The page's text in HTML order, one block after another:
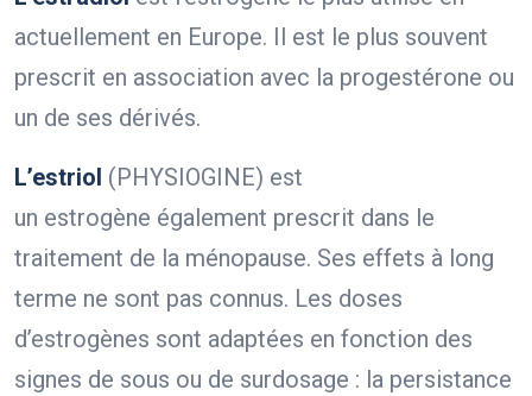
actuellement en Europe. Il est le plus souvent
prescrit en association avec la progestérone ou
un de ses dérivés.
L’estriol (PHYSIOGINE) est
un estrogène également prescrit dans le
traitement de la ménopause. Ses effets à long
terme ne sont pas connus. Les doses
d’estrogènes sont adaptées en fonction des
signes de sous ou de surdosage : la persistance